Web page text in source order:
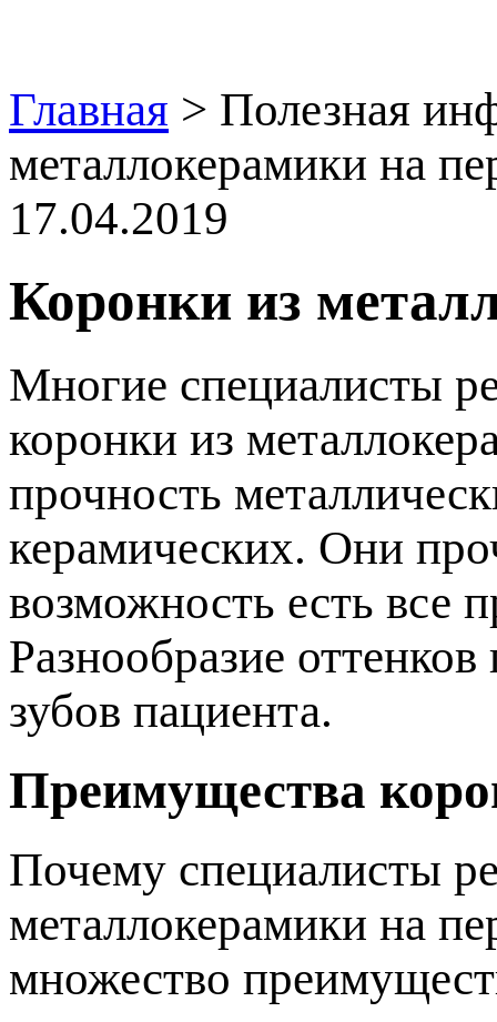
Главная > Полезная
металлокерамики на
17.04.2019
Коронки из
Многие специалисты
коронки из
рочность
керамических. Они
озможность есть все
Разнообразие
зубов пациента.
Преимущества
Почему специалисты
металлокерамики на
множество